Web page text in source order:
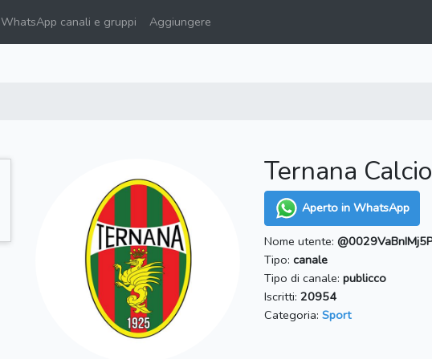
WhatsApp canali e gruppi Aggiungere
Ternana Calcio
Aperto in WhatsApp
Nome utente:
Tipo: canale
Tipo di canale: publicco
Iscritti: 20954
Categoria: Sport